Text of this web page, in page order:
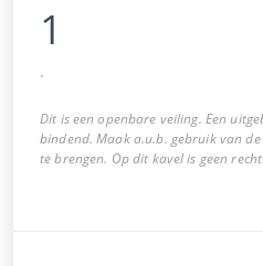
1
.
Dit is een openbare veiling. Een
bindend. Maak a.u.b. gebruik van
te brengen. Op dit kavel is geen